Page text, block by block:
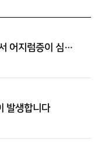
[경북 · 구미점] 스트레스 많이 받고 나서 어지럼증이 심해졌어요
발생합니다